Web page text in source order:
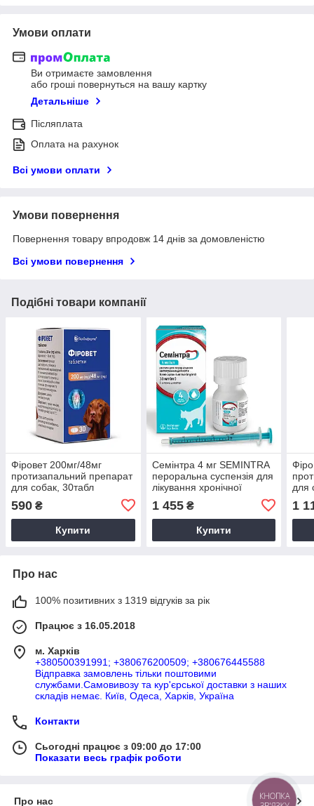
Умови оплати
Ви отримаєте замовлення
або гроші повернуться на вашу картку
Детальніше
Післяплата
Оплата на рахунок
Всі умови оплати
Умови повернення
Повернення товару впродовж 14 днів за домовленістю
Всі умови повернення
Подібні товари компанії
Фіровет 200мг/48мг
протизапальний препарат
для собак, 30табл
590 ₴
Купити
Семінтра 4 мг SEMINTRA
пероральна суспензія для
лікування хронічної
ниркової недостатності у
кішок, 30 мл
1 455₴
Купити
для
1
Про нас
100% позитивних з 1319 відгуків за рік
Працює з 16.05.2018
м. Харків
+380500391991; +380676200509; +380676445588
Відправка замовлень тільки поштовими
службами.Самовивозу та кур'єрської доставки з наших
складів немає. Київ, Одеса, Харків, Україна
Контакти
Сьогодні працює з 09:00 до 17:00
Показати весь графік роботи
Про нас
КНОПКА